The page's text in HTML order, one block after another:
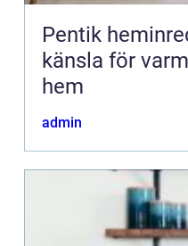
Pentik
känsla för
hem
admin